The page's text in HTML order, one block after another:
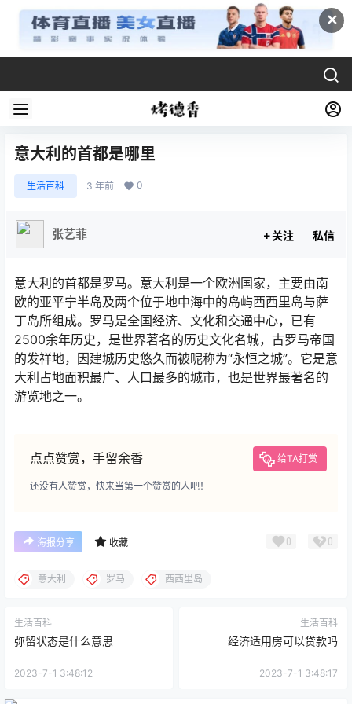
✕
意大利的首都是哪里
生活百科 3 年前 0
张艺菲 关注 私信
意大利的首都是罗马。意大利是一个欧洲国家，主要由南
欧的亚平宁半岛及两个位于地中海中的岛屿西西里岛与萨
丁岛所组成。罗马是全国经济、文化和交通中心，已有
2500余年历史，是世界著名的历史文化名城，古罗马帝国
的发祥地，因建城历史悠久而被昵称为“永恒之城”。它是意
大利占地面积最广、人口最多的城市，也是世界最著名的
游览地之一。
点点赞赏，手留余香 给TA打赏
还没有人赞赏，快来当第一个赞赏的人吧！
海报分享 收藏 0 0
意大利 罗马 西西里岛
生活百科
弥留状态是什么意思
2023-7-1 3:48:12
生活百科
经济适用房可以贷款吗
2023-7-1 3:48:17